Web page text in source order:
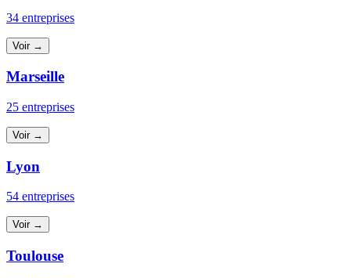
34 entreprises
Voir →
Marseille
25 entreprises
Voir →
Lyon
54 entreprises
Voir →
Toulouse